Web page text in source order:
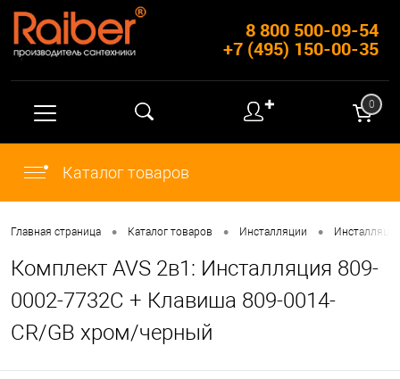
8 800 500-09-54
+7 (495) 150-00-35
✚ 0
Каталог товаров
Главная страница • Каталог товаров • Инсталляции •
Комплект AVS 2в1: Инсталляция 809-
0002-7732C + Клавиша 809-0014-
CR/GB хром/черный